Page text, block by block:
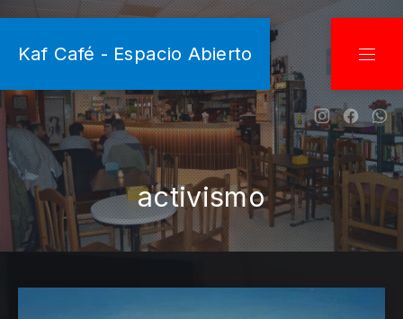
Kaf Café - Espacio Abierto
NewNew
activismo